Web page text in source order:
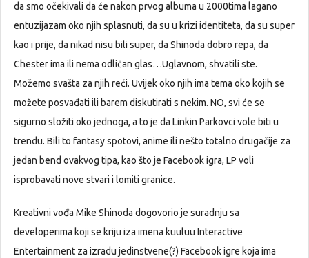
da smo očekivali da će nakon prvog albuma u 2000tima lagano
entuzijazam oko njih splasnuti, da su u krizi identiteta, da su super
kao i prije, da nikad nisu bili super, da Shinoda dobro repa, da
Chester ima ili nema odličan glas…Uglavnom, shvatili ste.
Možemo svašta za njih reći. Uvijek oko njih ima tema oko kojih se
možete posvađati ili barem diskutirati s nekim. NO, svi će se
sigurno složiti oko jednoga, a to je da Linkin Parkovci vole biti u
trendu. Bili to fantasy spotovi, anime ili nešto totalno drugačije za
jedan bend ovakvog tipa, kao što je Facebook igra, LP voli
isprobavati nove stvari i lomiti granice.
Kreativni vođa Mike Shinoda dogovorio je suradnju sa
developerima koji se kriju iza imena kuuluu Interactive
Entertainment za izradu jedinstvene(?) Facebook igre koja ima